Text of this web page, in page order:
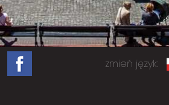
zmień język: